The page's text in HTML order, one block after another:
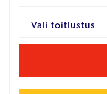
Vali toitlustus